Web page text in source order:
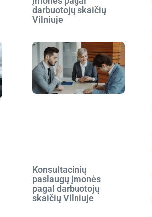
darbuotojų skaičių
Vilniuje
Konsultacinių
paslaugų įmonės
pagal darbuotojų
skaičių Vilniuje